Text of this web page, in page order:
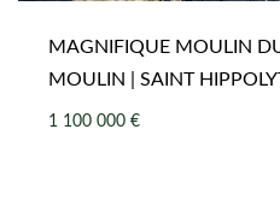
MOULIN | SAINT
1 100 000 €